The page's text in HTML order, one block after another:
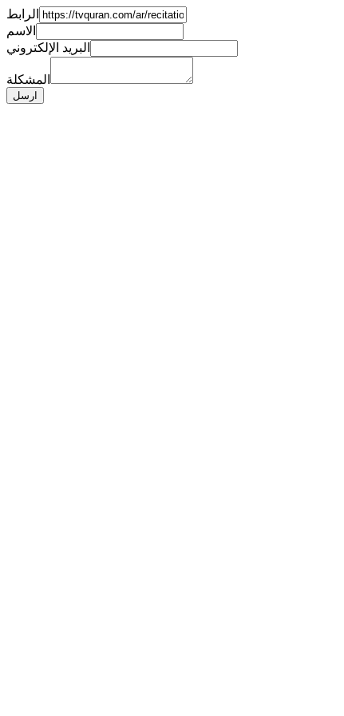
الرابط
الاسم
البريد الإلكتروني
المشكلة
ارسل